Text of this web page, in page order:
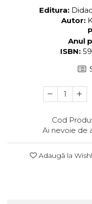
Editura:
Autor:
Anul
ISBN:
Cod
Ai nevoie de
Adaugă la